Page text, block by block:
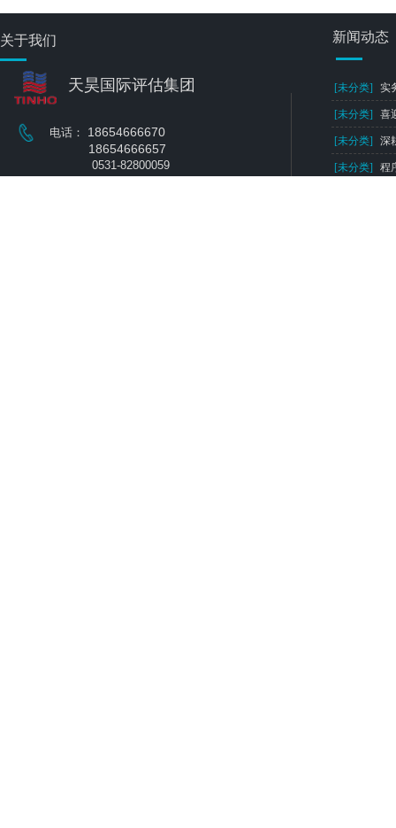
关于我们
[未分类] 实
[未分类] 喜
[未分类] 深
[未分类] 程
电话： 18654666670
18654666657
0531-82800059
天昊国际评估集团
新闻动态